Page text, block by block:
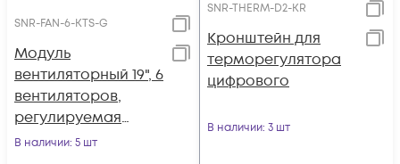
SNR-FAN-6-KTS-G
Модуль
вентиляторный 19", 6
вентиляторов,
регулируемая
глубина 460-830мм,
В наличии: 5 шт
SNR-THERM-D2-KR
Кронштейн для
терморегулятора
цифрового
В наличии: 3 шт